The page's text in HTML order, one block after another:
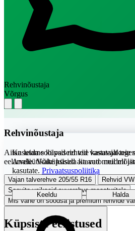
Rehvinõustaja
Võrgus
Rehvinõustaja
Aitan leida sobivad rehvid vastavalt teie
eelarvele. Võite küsida ka auto mudeli
Vajan talverehve 205/55 R16
Rehvid
Soovita vaikseid suverehve maasturitele
Mis vahe on soodsa ja premium rehvide
Kasutame küpsiseid teie
Analüütikaküpsised aitavad meil
kasutate. Privaatsuspoliitika
Keeldu Halda
Küpsiste eelistused